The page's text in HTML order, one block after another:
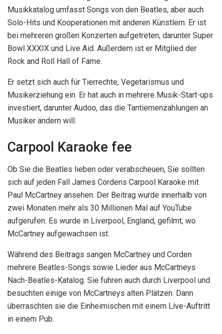
Musikkatalog umfasst Songs von den Beatles, aber auch
Solo-Hits und Kooperationen mit anderen Künstlern. Er ist
bei mehreren großen Konzerten aufgetreten, darunter Super
Bowl XXXIX und Live Aid. Außerdem ist er Mitglied der
Rock and Roll Hall of Fame.
Er setzt sich auch für Tierrechte, Vegetarismus und
Musikerziehung ein. Er hat auch in mehrere Musik-Start-ups
investiert, darunter Audoo, das die Tantiemenzahlungen an
Musiker ändern will.
Carpool Karaoke fee
Ob Sie die Beatles lieben oder verabscheuen, Sie sollten
sich auf jeden Fall James Cordens Carpool Karaoke mit
Paul McCartney ansehen. Der Beitrag wurde innerhalb von
zwei Monaten mehr als 30 Millionen Mal auf YouTube
aufgerufen. Es wurde in Liverpool, England, gefilmt, wo
McCartney aufgewachsen ist.
Während des Beitrags sangen McCartney und Corden
mehrere Beatles-Songs sowie Lieder aus McCartneys
Nach-Beatles-Katalog. Sie fuhren auch durch Liverpool und
besuchten einige von McCartneys alten Plätzen. Dann
überraschten sie die Einheimischen mit einem Live-Auftritt
in einem Pub.